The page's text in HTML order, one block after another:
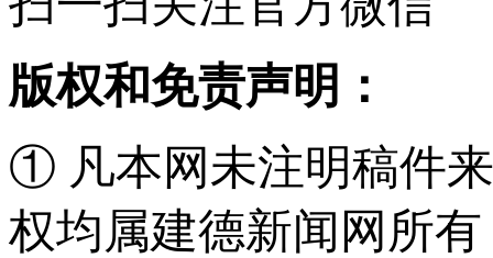
版权和免责声明：
① 凡本网未注明稿件
权均属建德新闻网所